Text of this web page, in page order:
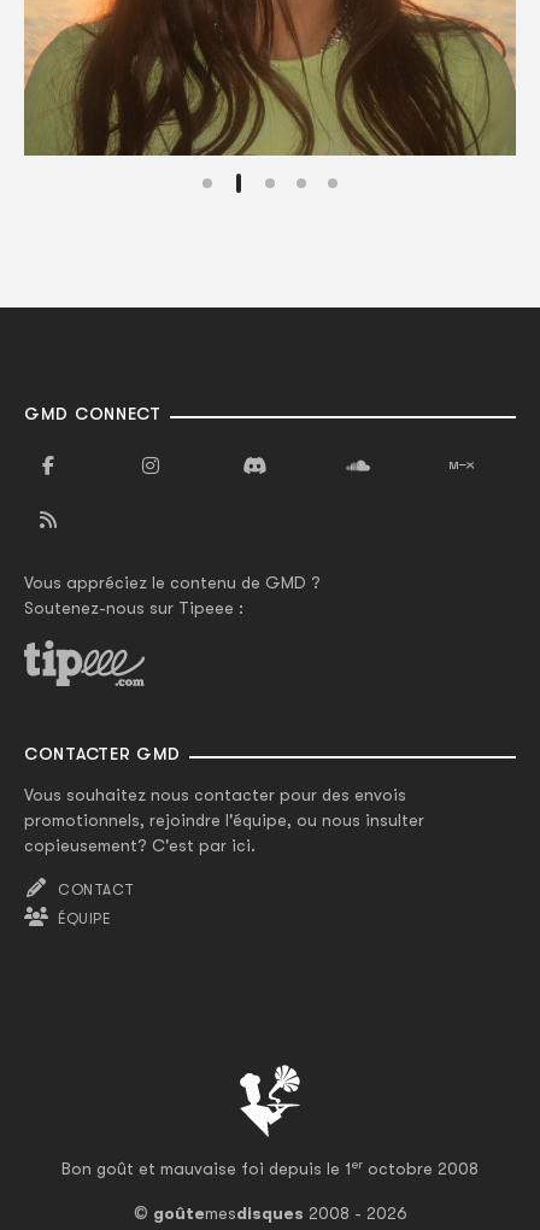
Bon goût et mauvaise foi depuis le 1er octobre 2008
© goûtemesdisques 2008 - 2026
GMD CONNECT
Vous appréciez le contenu de GMD ?
Soutenez-nous sur Tipeee :
CONTACTER GMD
Vous souhaitez nous contacter pour des envois
promotionnels, rejoindre l'équipe, ou nous insulter
copieusement? C'est par ici.
CONTACT
ÉQUIPE